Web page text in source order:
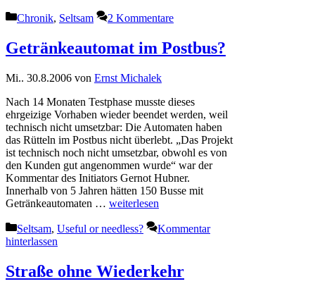
Kategorien
Chronik, Seltsam 2 Kommentare
Getränkeautomat im Postbus?
Mi.. 30.8.2006 von Ernst Michalek
Nach 14 Monaten Testphase musste dieses
ehrgeizige Vorhaben wieder beendet werden, weil
technisch nicht umsetzbar: Die Automaten haben
das Rütteln im Postbus nicht überlebt. „Das Projekt
ist technisch noch nicht umsetzbar, obwohl es von
den Kunden gut angenommen wurde“ war der
Kommentar des Initiators Gernot Hubner.
Innerhalb von 5 Jahren hätten 150 Busse mit
Getränkeautomaten … weiterlesen
Kategorien
Seltsam, Useful or needless?
Kommentar
hinterlassen
Straße ohne Wiederkehr